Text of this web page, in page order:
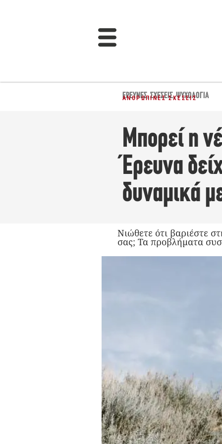
ΈΡΕΥΝΕΣ,ΣΧΈΣΕΙΣ,ΨΥΧΟΛΟΓΊΑ
ΑΝΘΡΏΠΙΝΕΣ ΣΧΈΣΕΙΣ
Μπορεί η
Έρευνα
δυναμικά
Νιώθετε ότι βαριέστε
σας; Τα προβλήματα